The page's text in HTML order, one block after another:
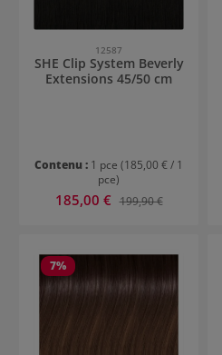
12587
SHE Clip System Beverly
Extensions 45/50 cm
Contenu : 1 pce (185,00 € / 1
pce)
Prix de vente :
185,00 € Prix régulier :
199,90 €
7%